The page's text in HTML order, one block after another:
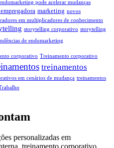
pode acelerar mudanças
marketing novos
em multiplicadores de conhecimento
storytelling corporativo storytelling
de endomarketing
corporativo Treinamento corporativo
treinamentos
em cenários de mudança treinamentos
personalizadas em